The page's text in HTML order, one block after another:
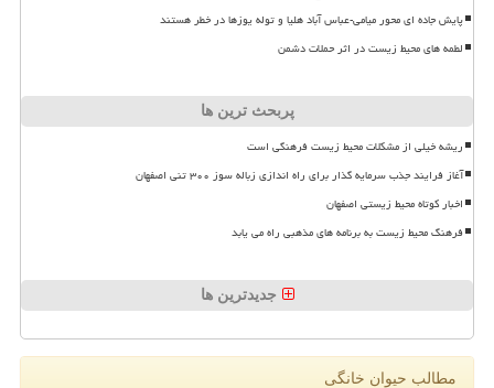
پایش جاده ای محور میامی-عباس آباد هلیا و توله یوزها در خطر هستند
لطمه های محیط زیست در اثر حملات دشمن
پربحث ترین ها
ریشه خیلی از مشکلات محیط زیست فرهنگی است
آغاز فرایند جذب سرمایه گذار برای راه اندازی زباله سوز ۳۰۰ تنی اصفهان
اخبار کوتاه محیط زیستی اصفهان
فرهنگ محیط زیست به برنامه های مذهبی راه می یابد
جدیدترین ها
مطالب حیوان خانگی